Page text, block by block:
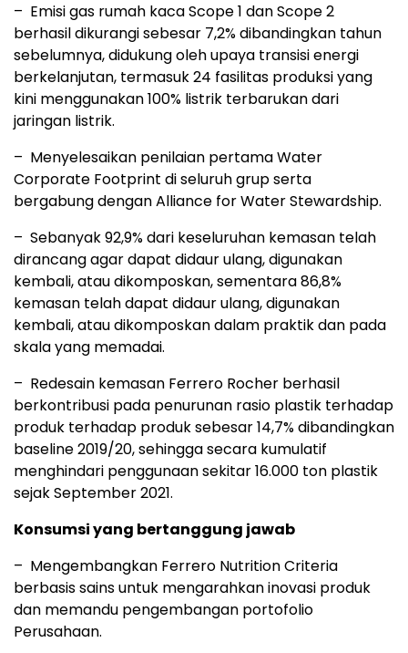
– Emisi gas rumah kaca Scope 1 dan Scope 2
berhasil dikurangi sebesar 7,2% dibandingkan tahun
sebelumnya, didukung oleh upaya transisi energi
berkelanjutan, termasuk 24 fasilitas produksi yang
kini menggunakan 100% listrik terbarukan dari
jaringan listrik.
– Menyelesaikan penilaian pertama Water
Corporate Footprint di seluruh grup serta
bergabung dengan Alliance for Water Stewardship.
– Sebanyak 92,9% dari keseluruhan kemasan telah
dirancang agar dapat didaur ulang, digunakan
kembali, atau dikomposkan, sementara 86,8%
kemasan telah dapat didaur ulang, digunakan
kembali, atau dikomposkan dalam praktik dan pada
skala yang memadai.
– Redesain kemasan Ferrero Rocher berhasil
berkontribusi pada penurunan rasio plastik terhadap
produk terhadap produk sebesar 14,7% dibandingkan
baseline 2019/20, sehingga secara kumulatif
menghindari penggunaan sekitar 16.000 ton plastik
sejak September 2021.
Konsumsi yang bertanggung jawab
– Mengembangkan Ferrero Nutrition Criteria
berbasis sains untuk mengarahkan inovasi produk
dan memandu pengembangan portofolio
Perusahaan.